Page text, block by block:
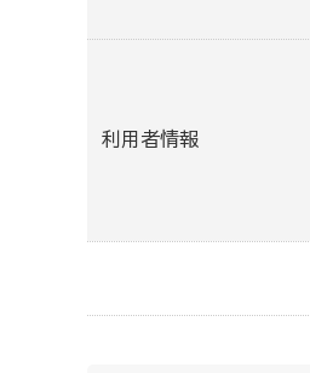
利用者情報